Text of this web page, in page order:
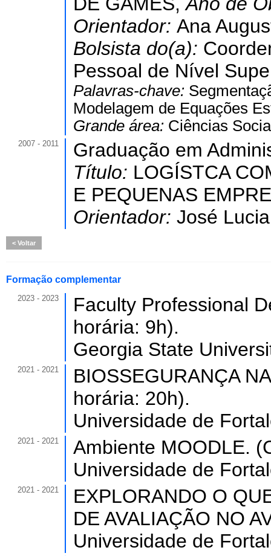
Orientador: Ana
Bolsista do(a):
Pessoal de Nível
Palavras-chave:
Modelagem de Equações
Grande área: Ciências
2007 - 2011
Graduação em
Título: LOGÍSTCA
E PEQUENAS
Orientador: José
Voltar
Formação complementar
2023 - 2023
Faculty Professional
horária: 9h).
Georgia State
2021 - 2021
BIOSSEGURANÇA
horária: 20h).
Universidade de
2021 - 2021
Ambiente MOODLE.
Universidade de
2021 - 2021
EXPLORANDO O
DE AVALIAÇÃO NO
Universidade de